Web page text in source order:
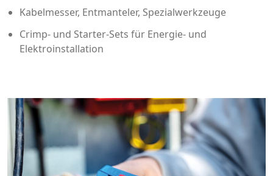
Kabelmesser, Entmanteler, Spezialwerkzeuge
Crimp- und Starter-Sets für Energie- und
Elektroinstallation